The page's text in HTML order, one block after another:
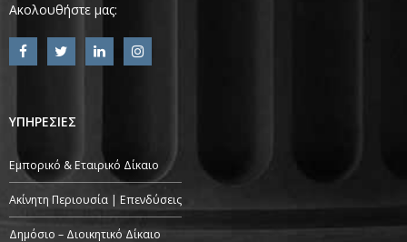
Ακολουθήστε μας:
ΥΠΗΡΕΣΙΕΣ
Εμπορικό & Εταιρικό Δίκαιο
Ακίνητη Περιουσία | Επενδύσεις
Δημόσιο – Διοικητικό Δίκαιο